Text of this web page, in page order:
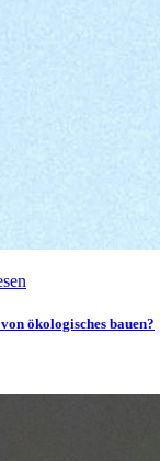
ökologisches bauen?